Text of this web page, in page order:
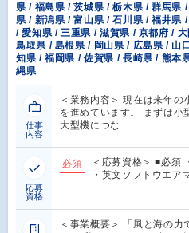
県 / 福島県 / 茨城県 / 栃木県 / 群馬県
県 / 新潟県 / 富山県 / 石川県 / 福井県
/ 愛知県 / 三重県 / 滋賀県 / 京都府 /
鳥取県 / 島根県 / 岡山県 / 広島県 / 山
知県 / 福岡県 / 佐賀県 / 長崎県 / 熊本
縄県
仕事
内容
＜業務内容＞ 現在は来年
を進めています。 まずは小
大型機につな…
応募
資格
必須
＜応募資格＞ ■必須
・英文ソフトウエ
＜事業概要＞ 「風と海の力